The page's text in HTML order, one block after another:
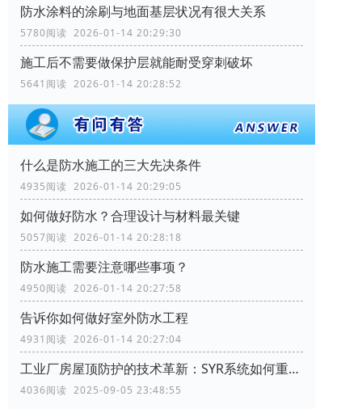
防水涂料的涂刷与地面基层状况有很大关系
5780阅读 2026-01-14 20:29:30
施工后不需要做保护层就能耐受穿刺破坏
5641阅读 2026-01-14 20:28:52
什么是防水施工的三大先决条件
4935阅读 2026-01-14 20:29:05
如何做好防水？合理设计与材料最关键
5057阅读 2026-01-14 20:28:18
防水施工需要注意哪些事项？
4950阅读 2026-01-14 20:27:58
告诉你如何做好室外防水工程
4931阅读 2026-01-14 20:27:04
工业厂房屋顶防护的技术革新：SYR系统如何重塑行业标准
4036阅读 2025-09-05 23:48:55